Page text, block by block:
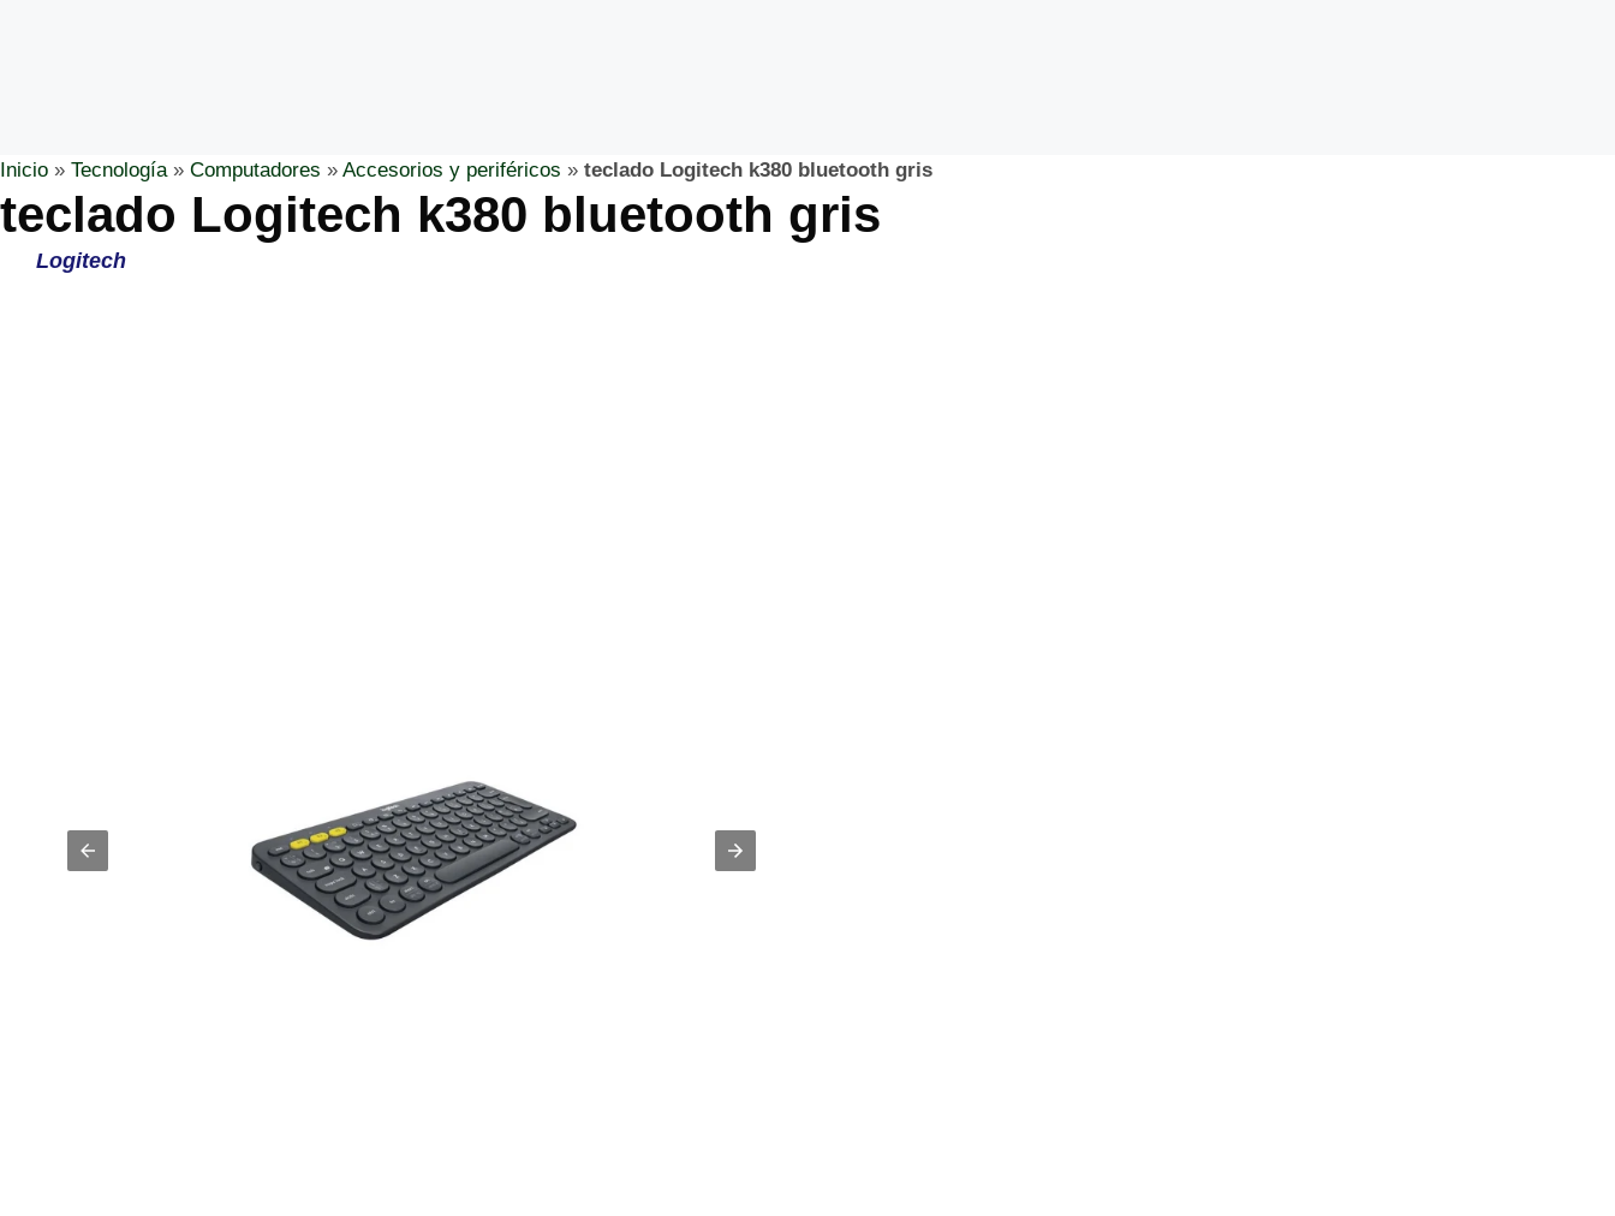
Inicio » Tecnología» Computadores » Accesorios y periféricos » teclado Logitech k380 bluetooth gris
teclado Logitech k380 bluetooth gris
Logitech